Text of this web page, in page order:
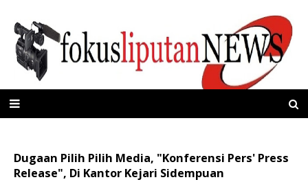
Dugaan Pilih Pilih Media, "Konferensi Pers' Press
Release", Di Kantor Kejari Sidempuan